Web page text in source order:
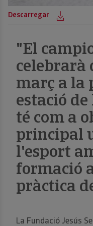
Descarregar
"El
celebrarà
març a la
estació
té com a
principal
l'esport
formació
pràctica
La Fundació Jesús